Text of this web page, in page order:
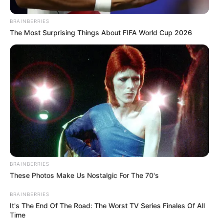
nacionales.
BRAINBERRIES
The Most Surprising Things About FIFA World Cup 2026
BRAINBERRIES
These Photos Make Us Nostalgic For The 70's
BRAINBERRIES
It's The End Of The Road: The Worst TV Series Finales Of All
Time